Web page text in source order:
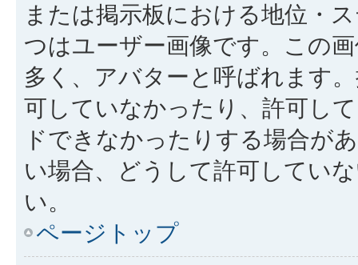
または掲示板における地位・
つはユーザー画像です。この
多く、アバターと呼ばれます
可していなかったり、許可し
ドできなかったりする場合が
い場合、どうして許可してい
い。
ページトップ